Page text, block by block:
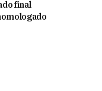
final